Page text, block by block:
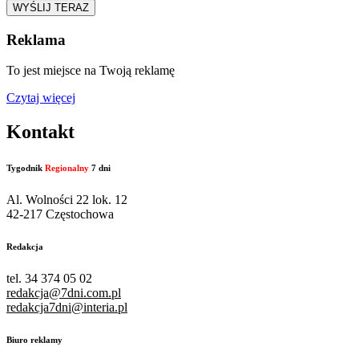
WYŚLIJ TERAZ
Reklama
To jest miejsce na Twoją reklamę
Czytaj więcej
Kontakt
Tygodnik Regionalny 7 dni
Al. Wolności 22 lok. 12
42-217 Częstochowa
Redakcja
tel. 34 374 05 02
redakcja@7dni.com.pl
redakcja7dni@interia.pl
Biuro reklamy